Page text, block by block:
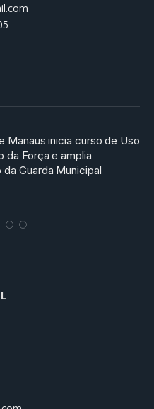
Manaus inicia curso de Uso
da Força e amplia
Guarda Municipal